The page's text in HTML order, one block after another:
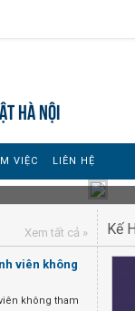
HÀ NỘI
VIỆC LIÊN HỆ
Xem tất cả »
viên không
không tham
Kế